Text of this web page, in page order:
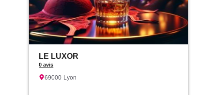
LE LUXOR
0 avis
69000 Lyon